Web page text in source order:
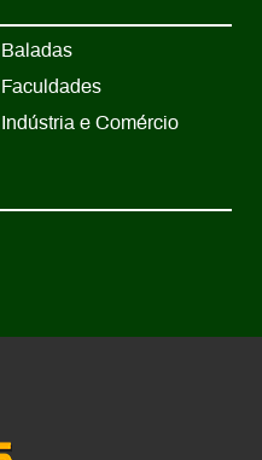
Baladas
Faculdades
Indústria e Comércio